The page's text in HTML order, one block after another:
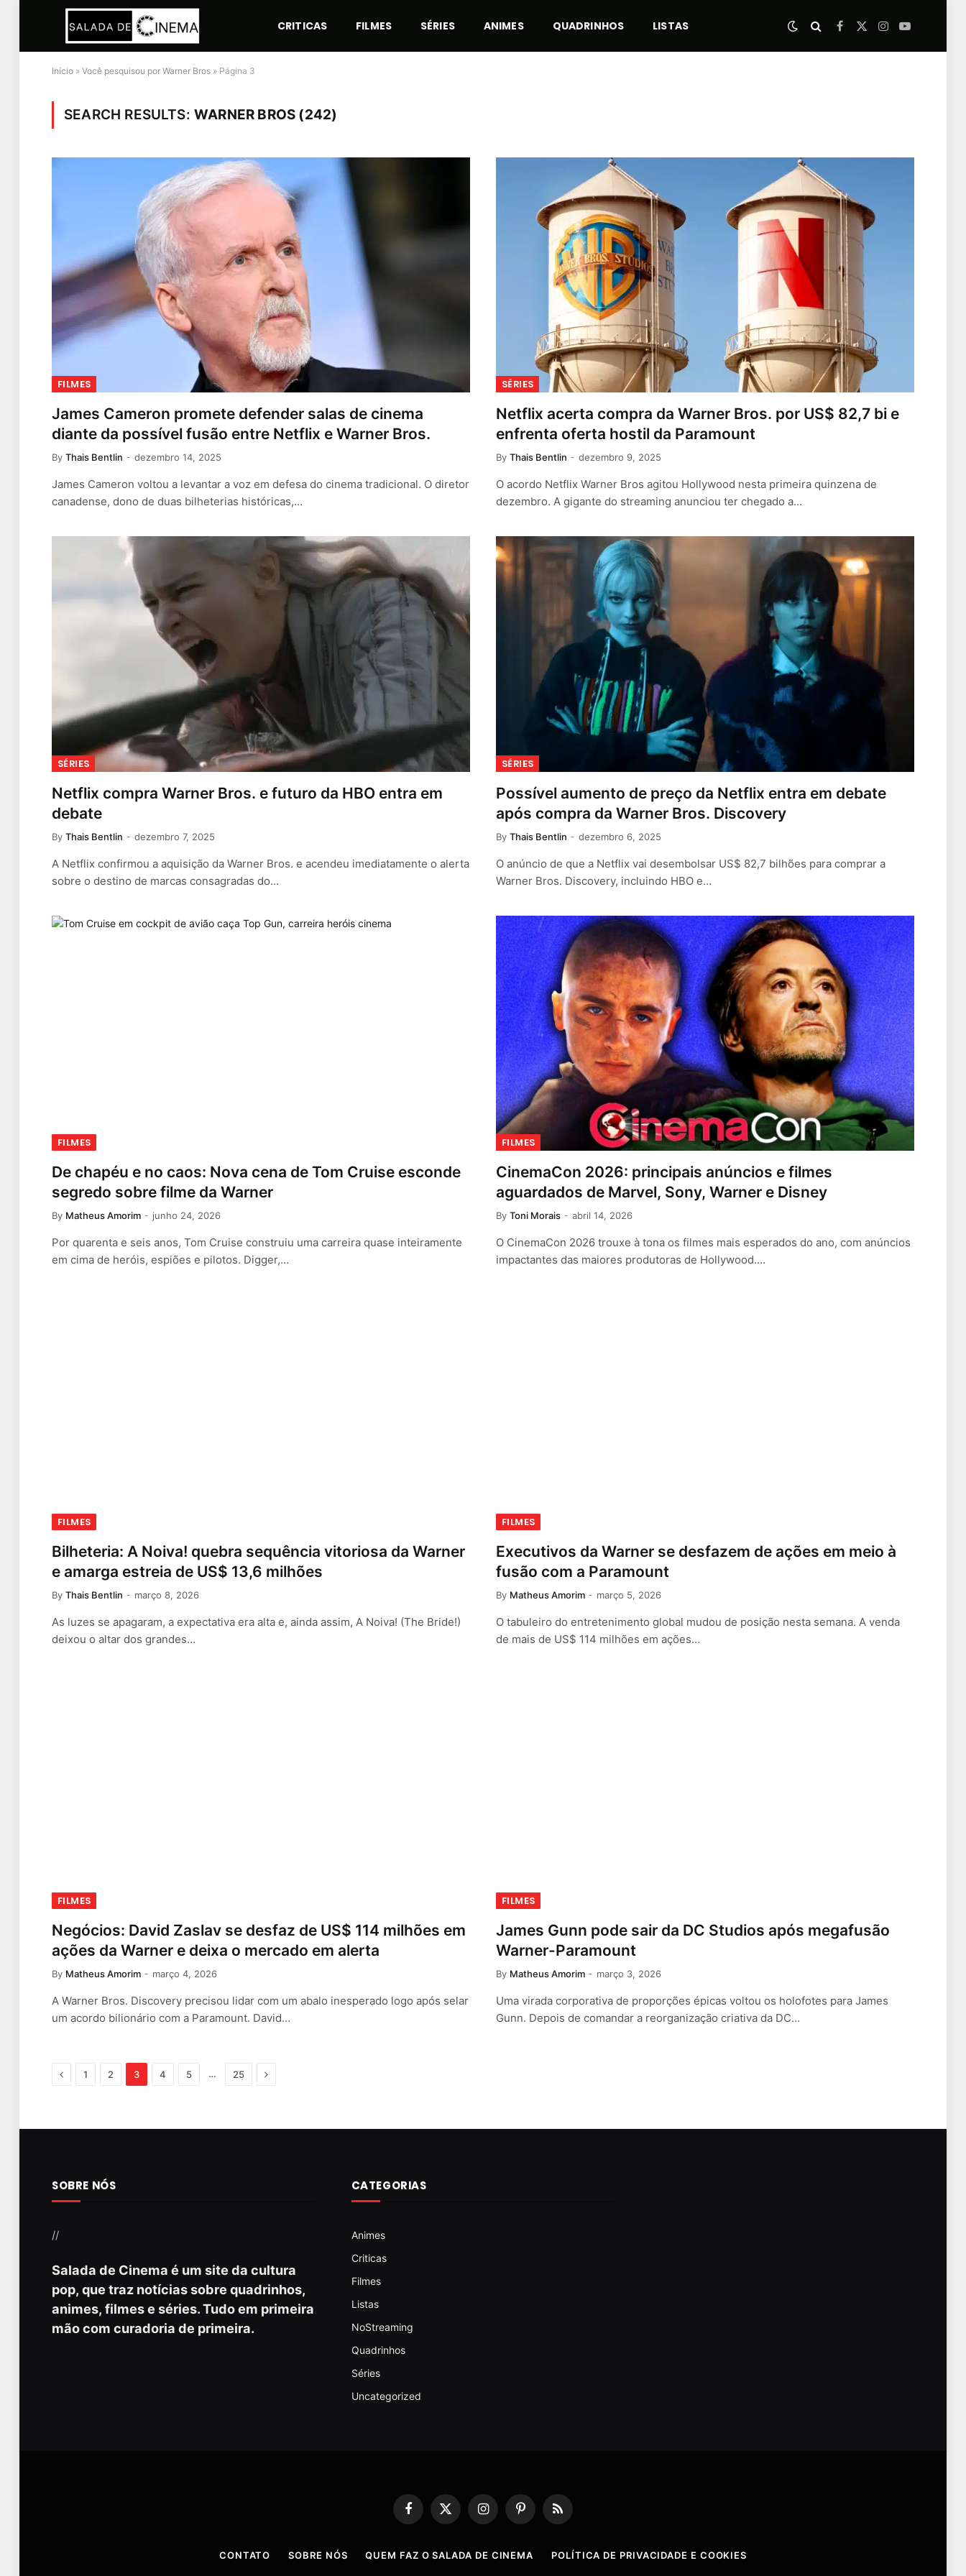
CRITICAS FILMES SÉRIES ANIMES QUADRINHOS LISTAS Facebook
X
Instagram
YouTube
Início » Você pesquisou por Warner Bros » Página 3
SEARCH RESULTS:WARNER BROS (242)
FILMES
James Cameron promete defender salas de cinema
diante da possível fusão entre Netflix e Warner Bros.
By Thais Bentlin dezembro 14, 2025
James Cameron voltou a levantar a voz em defesa do cinema tradicional. O diretor
canadense, dono de duas bilheterias históricas,…
SÉRIES
Netflix acerta compra da Warner Bros. por US$ 82,7 bi e
enfrenta oferta hostil da Paramount
By Thais Bentlin dezembro 9, 2025
O acordo Netflix Warner Bros agitou Hollywood nesta primeira quinzena de
dezembro. A gigante do streaming anunciou ter chegado a…
SÉRIES
Netflix compra Warner Bros. e futuro da HBO entra em
debate
By Thais Bentlin dezembro 7, 2025
A Netflix confirmou a aquisição da Warner Bros. e acendeu imediatamente o alerta
sobre o destino de marcas consagradas do…
SÉRIES
Possível aumento de preço da Netflix entra em debate
após compra da Warner Bros. Discovery
By Thais Bentlin dezembro 6, 2025
O anúncio de que a Netflix vai desembolsar US$ 82,7 bilhões para comprar a
Warner Bros. Discovery, incluindo HBO e…
FILMES
De chapéu e no caos: Nova cena de Tom Cruise esconde
segredo sobre filme da Warner
By Matheus Amorim junho 24, 2026
Por quarenta e seis anos, Tom Cruise construiu uma carreira quase inteiramente
em cima de heróis, espiões e pilotos. Digger,…
FILMES
CinemaCon 2026: principais anúncios e filmes
aguardados de Marvel, Sony, Warner e Disney
By Toni Morais abril 14, 2026
O CinemaCon 2026 trouxe à tona os filmes mais esperados do ano, com anúncios
impactantes das maiores produtoras de Hollywood.…
FILMES
Bilheteria: A Noiva! quebra sequência vitoriosa da Warner
e amarga estreia de US$ 13,6 milhões
By Thais Bentlin março 8, 2026
As luzes se apagaram, a expectativa era alta e, ainda assim, A Noiva! (The Bride!)
deixou o altar dos grandes…
FILMES
Executivos da Warner se desfazem de ações em meio à
fusão com a Paramount
By Matheus Amorim março 5, 2026
O tabuleiro do entretenimento global mudou de posição nesta semana. A venda
de mais de US$ 114 milhões em ações…
FILMES
Negócios: David Zaslav se desfaz de US$ 114 milhões em
ações da Warner e deixa o mercado em alerta
By Matheus Amorim março 4, 2026
A Warner Bros. Discovery precisou lidar com um abalo inesperado logo após selar
um acordo bilionário com a Paramount. David…
FILMES
James Gunn pode sair da DC Studios após megafusão
Warner-Paramount
By Matheus Amorim março 3, 2026
Uma virada corporativa de proporções épicas voltou os holofotes para James
Gunn. Depois de comandar a reorganização criativa da DC…
Previous
1 2 3 4 5 … 25 Next
SOBRE NÓS
//
Salada de Cinema é um site da cultura
pop, que traz notícias sobre quadrinhos,
animes, filmes e séries. Tudo em primeira
mão com curadoria de primeira.
CATEGORIAS
Animes
Criticas
Filmes
Listas
NoStreaming
Quadrinhos
Séries
Uncategorized
Facebook
X
(Twitter)
InstagramPinterestRSS
CONTATO SOBRE NÓS QUEM FAZ O SALADA DE CINEMA POLÍTICA DE PRIVACIDADE E COOKIES